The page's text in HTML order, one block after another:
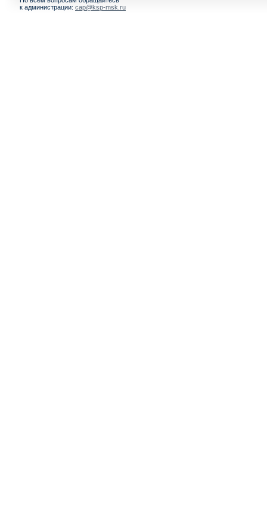
к администрации: cap@ksp-msk.ru